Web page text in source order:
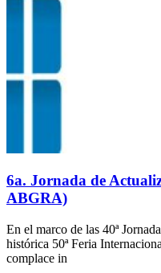
6a. Jornada de
ABGRA)
En el marco de las 40ª
histórica 50ª Feria
complace in